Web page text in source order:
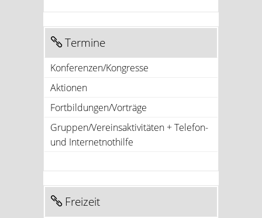
Termine
Konferenzen/Kongresse
Aktionen
Fortbildungen/Vorträge
Gruppen/Vereinsaktivitäten + Telefon-
und Internetnothilfe
Freizeit